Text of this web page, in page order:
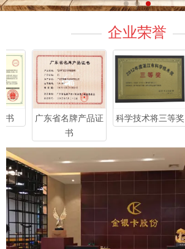
企业荣誉
书
广东省名牌产品证
书
科学技术将三等奖